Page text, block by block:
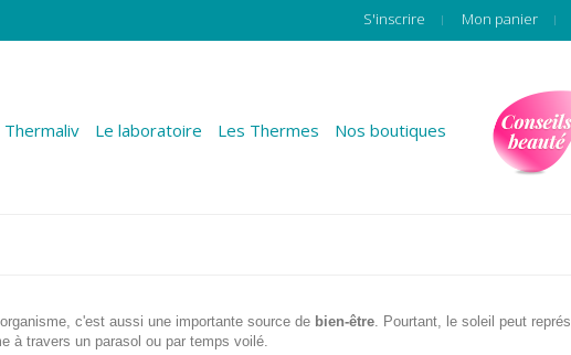
S'inscrire Mon panier
Thermaliv Le laboratoire Les Thermes Nos boutiques
c'est aussi une importante source de bien-être. Pourtant, le soleil peut
à travers un parasol ou par temps voilé.